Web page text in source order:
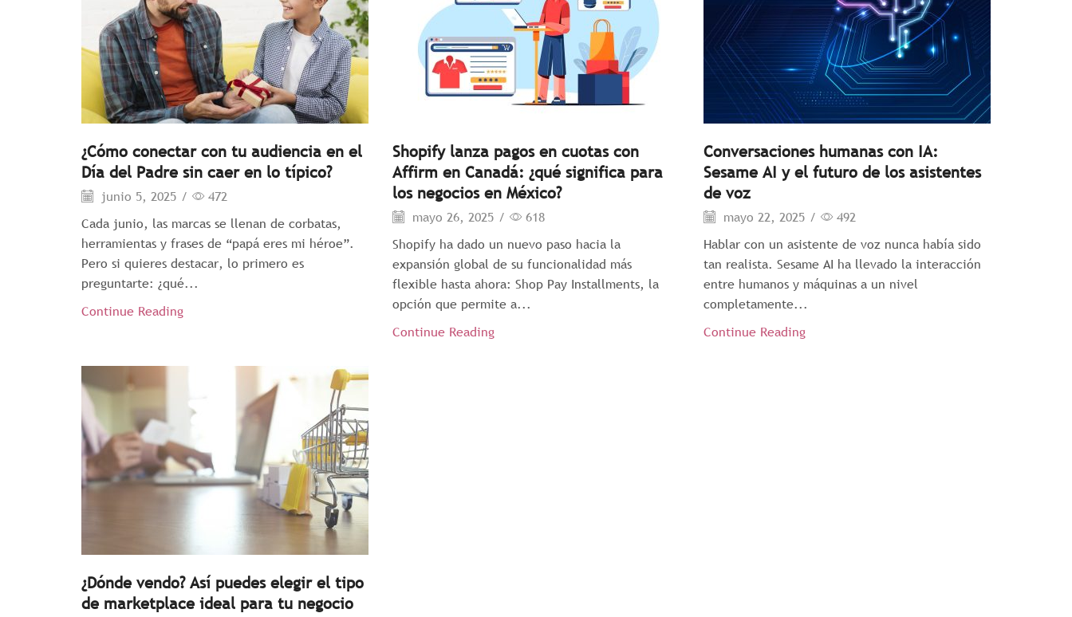
¿Cómo conectar con tu audiencia en el
Día del Padre sin caer en lo típico?
junio 5, 2025 /
472
Cada junio, las marcas se llenan de corbatas,
herramientas y frases de “papá eres mi héroe”.
Pero si quieres destacar, lo primero es
preguntarte: ¿qué...
Continue Reading
Shopify lanza pagos en cuotas con
Affirm en Canadá: ¿qué significa para
los negocios en México?
mayo 26, 2025 /
618
Shopify ha dado un nuevo paso hacia la
expansión global de su funcionalidad más
flexible hasta ahora: Shop Pay Installments, la
opción que permite a...
Continue Reading
Conversaciones humanas con IA:
Sesame AI y el futuro de los asistentes
de voz
mayo 22, 2025 /
492
Hablar con un asistente de voz nunca había sido
tan realista. Sesame AI ha llevado la interacción
entre humanos y máquinas a un nivel
completamente...
Continue Reading
¿Dónde vendo? Así puedes elegir el tipo
de marketplace ideal para tu negocio